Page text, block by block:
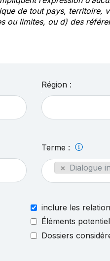
de tout pays, territoire,
ou limites, ou d) des
Région :
Terme :
× Dialogue
inclure les
Éléments
Dossiers